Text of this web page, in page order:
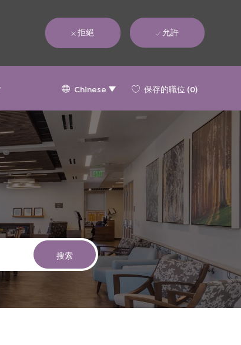
拒絕 允許
Language
Chinese
Chinese 保存的職位 (0)
搜索